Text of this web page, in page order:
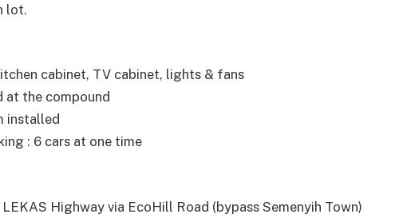
lot.
cabinet, TV cabinet, lights & fans
at the compound
installed
: 6 cars at one time
LEKAS Highway via EcoHill Road (bypass Semenyih Town)